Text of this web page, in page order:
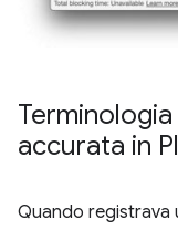
accurata in
Quando registrava